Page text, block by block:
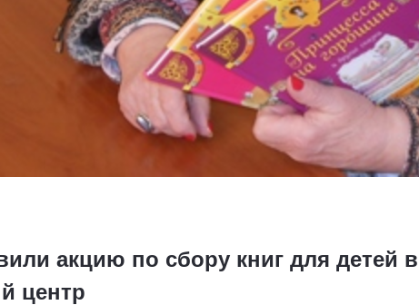
акцию по сбору книг для детей
центр